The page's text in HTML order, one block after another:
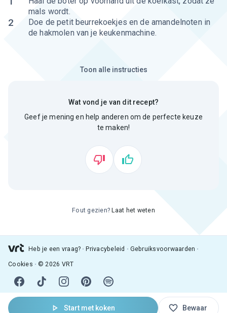
Start met koken Bewaar
mals wordt.
2
Doe de petit beurrekoekjes en de amandelnoten in
de hakmolen van je keukenmachine.
Toon alle instructies
Wat vond je van dit recept?
Geef je mening en help anderen om de perfecte keuze
te maken!
Fout gezien? Laat het weten
Heb je een vraag? Privacybeleid Gebruiksvoorwaarden
Cookies © 2026 VRT